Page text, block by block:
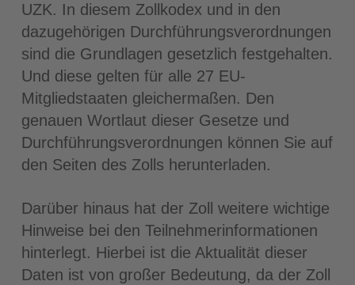
UZK. In diesem Zollkodex und in den
dazugehörigen Durchführungsverordnungen
sind die Grundlagen gesetzlich festgehalten.
Und diese gelten für alle 27 EU-
Mitgliedstaaten gleichermaßen. Den
genauen Wortlaut dieser Gesetze und
Durchführungsverordnungen können Sie auf
den Seiten des Zolls herunterladen.
Darüber hinaus hat der Zoll weitere wichtige
Hinweise bei den Teilnehmerinformationen
hinterlegt. Hierbei ist die Aktualität dieser
Daten ist von großer Bedeutung, da der Zoll